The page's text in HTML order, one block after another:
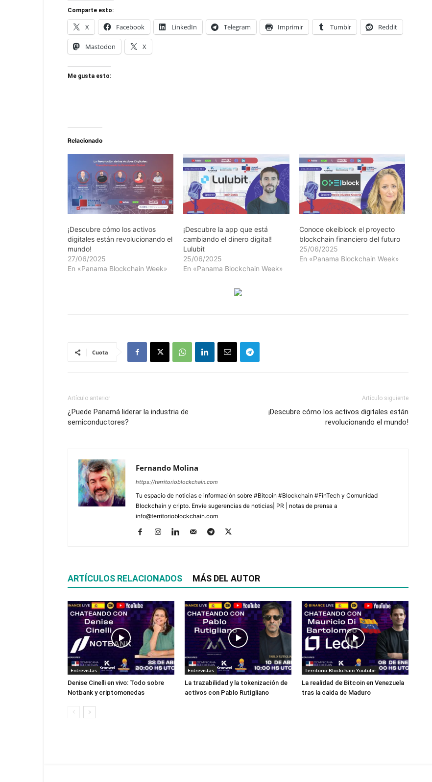
Comparte esto:
X Facebook LinkedIn Telegram Imprimir Tumblr Reddit
Mastodon X
Me gusta esto:
Relacionado
¡Descubre cómo los activos
digitales están revolucionando el
mundo!
27/06/2025
En «Panama Blockchain Week»
¡Descubre la app que está
cambiando el dinero digital!
Lulubit
25/06/2025
En «Panama Blockchain Week»
Conoce okeiblock el proyecto
blockchain financiero del futuro
25/06/2025
En «Panama Blockchain Week»
Cuota
Artículo anterior
¿Puede Panamá liderar la industria de
semiconductores?
Artículo siguiente
¡Descubre cómo los activos digitales están
revolucionando el mundo!
Fernando Molina
https://territorioblockchain.com
Tu espacio de noticias e información sobre #Bitcoin #Blockchain #FinTech y Comunidad
Blockchain y cripto. Envíe sugerencias de noticias| PR | notas de prensa a
info@territorioblockchain.com
ARTÍCULOS RELACIONADOS MÁS DEL AUTOR
Entrevistas
Denise Cinelli en vivo: Todo sobre
Notbank y criptomonedas
Entrevistas
La trazabilidad y la tokenización de
activos con Pablo Rutigliano
Territorio Blockchain Youtube
La realidad de Bitcoin en Venezuela
tras la caida de Maduro